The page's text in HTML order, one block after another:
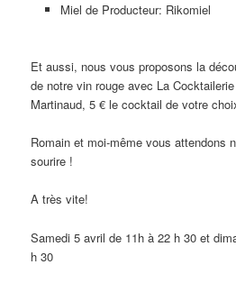
Miel de Producteur: Rikomiel
Et aussi, nous vous proposons la
de notre vin rouge avec La
Martinaud, 5 € le cocktail de votre
Romain et moi-même vous attendons
sourire !
A très vite!
Samedi 5 avril de 11h à 22 h 30 et
h 30